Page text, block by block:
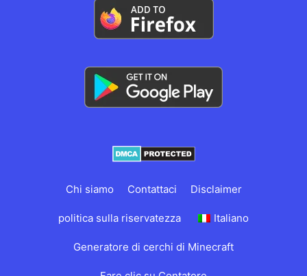
Chi siamo Contattaci Disclaimer
politica sulla riservatezza Italiano
Generatore di cerchi di Minecraft